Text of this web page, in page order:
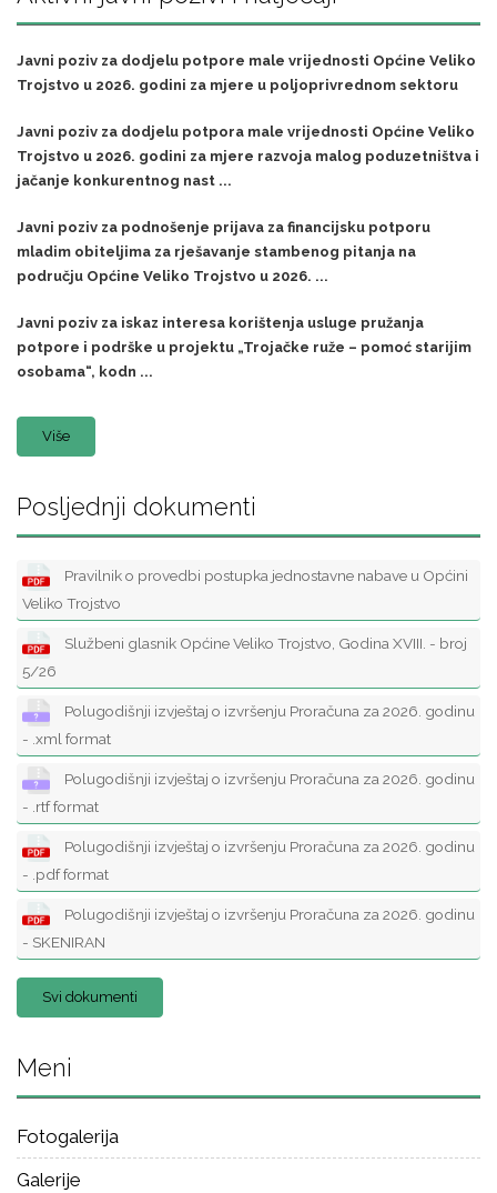
Javni poziv za dodjelu potpore male vrijednosti Općine Veliko
Trojstvo u 2026. godini za mjere u poljoprivrednom sektoru
Javni poziv za dodjelu potpora male vrijednosti Općine Veliko
Trojstvo u 2026. godini za mjere razvoja malog poduzetništva i
jačanje konkurentnog nast ...
Javni poziv za podnošenje prijava za financijsku potporu
mladim obiteljima za rješavanje stambenog pitanja na
području Općine Veliko Trojstvo u 2026. ...
Javni poziv za iskaz interesa korištenja usluge pružanja
potpore i podrške u projektu „Trojačke ruže – pomoć starijim
osobama“, kodn ...
Više
Posljednji dokumenti
Pravilnik o provedbi postupka jednostavne nabave u Općini
Veliko Trojstvo
Službeni glasnik Općine Veliko Trojstvo, Godina XVIII. - broj
5/26
Polugodišnji izvještaj o izvršenju Proračuna za 2026. godinu
- .xml format
Polugodišnji izvještaj o izvršenju Proračuna za 2026. godinu
- .rtf format
Polugodišnji izvještaj o izvršenju Proračuna za 2026. godinu
- .pdf format
Polugodišnji izvještaj o izvršenju Proračuna za 2026. godinu
- SKENIRAN
Svi dokumenti
Meni
Fotogalerija
Galerije